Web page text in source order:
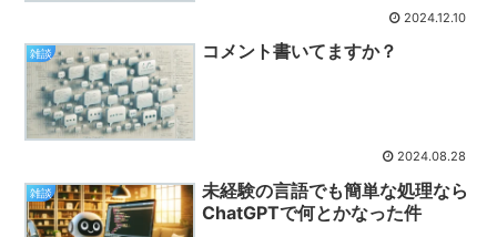
2024.12.10
雑談 コメント書いてますか？
2024.08.28
雑談
未経験の言語でも簡単な処理なら
ChatGPTで何とかなった件